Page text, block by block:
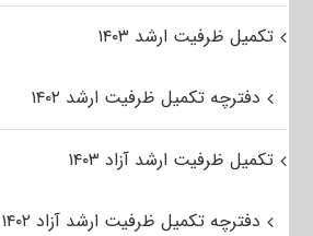
تکمیل ظرفیت ارشد ۱۴۰۳
دفترچه تکمیل ظرفیت ارشد ۱۴۰۲
تکمیل ظرفیت ارشد آزاد ۱۴۰۳
دفترچه تکمیل ظرفیت ارشد آزاد ۱۴۰۲